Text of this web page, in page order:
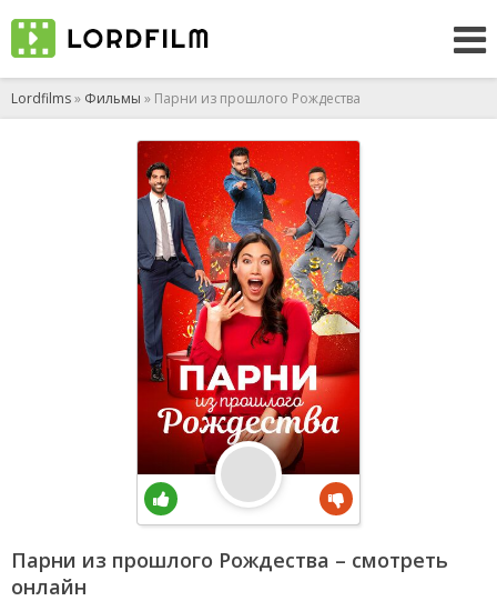
Lordfilms» Фильмы » Парни из прошлого Рождества
Парни из прошлого Рождества – смотреть
онлайн